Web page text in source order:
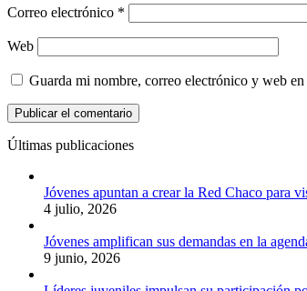
Correo electrónico *
Web
Guarda mi nombre, correo electrónico y web
Últimas publicaciones
Jóvenes apuntan a crear la Red Chaco para
4 julio, 2026
Jóvenes amplifican sus demandas en la
9 junio, 2026